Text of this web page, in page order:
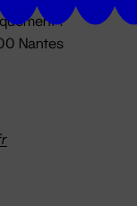
:
Nantes